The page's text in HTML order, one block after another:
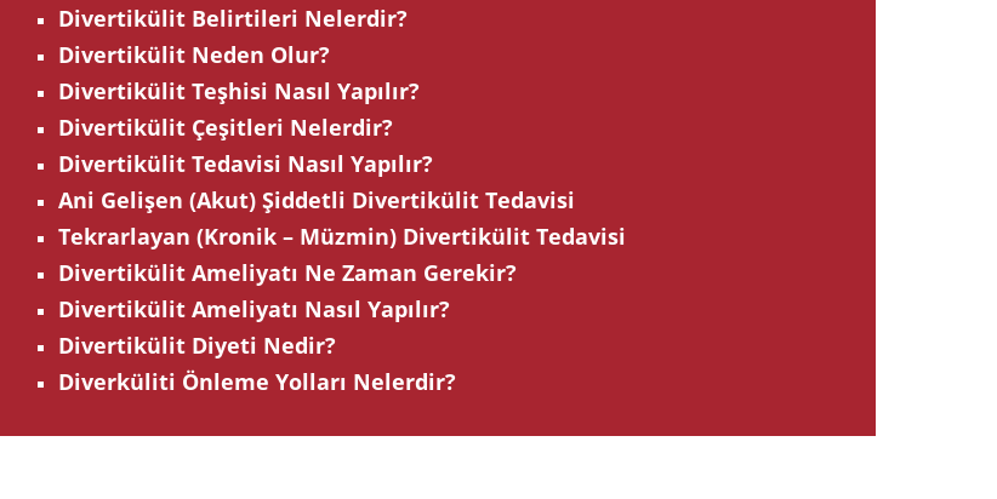
Divertikülit Belirtileri Nelerdir?
Divertikülit Neden Olur?
Divertikülit Teşhisi Nasıl Yapılır?
Divertikülit Çeşitleri Nelerdir?
Divertikülit Tedavisi Nasıl Yapılır?
Ani Gelişen (Akut) Şiddetli Divertikülit Tedavisi
Tekrarlayan (Kronik – Müzmin) Divertikülit Tedavisi
Divertikülit Ameliyatı Ne Zaman Gerekir?
Divertikülit Ameliyatı Nasıl Yapılır?
Divertikülit Diyeti Nedir?
Diverküliti Önleme Yolları Nelerdir?